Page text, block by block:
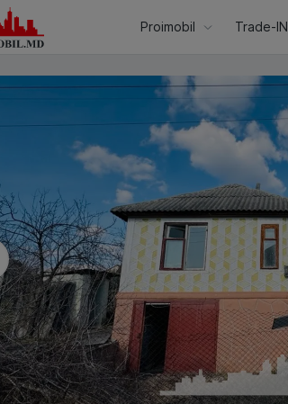
Proimobil Trade-IN